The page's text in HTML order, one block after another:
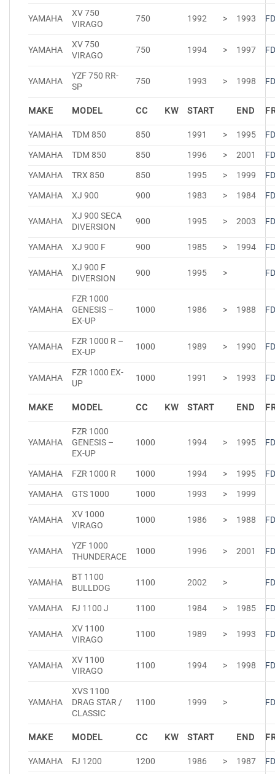
YAMAHA
XV 750
VIRAGO
750 1992 > 1993
YAMAHA
XV 750
VIRAGO
750 1994 > 1997
YAMAHA
YZF 750 RR-
SP
750 1993 > 1998
MAKE MODEL CC KW START END
YAMAHA TDM 850 850 1991 > 1995
YAMAHA
TDM 850 850 1996 > 2001
YAMAHA
TRX 850 850 1995 > 1999
YAMAHA
XJ 900 900 1983 > 1984
YAMAHA
XJ 900 SECA
DIVERSION
900 1995 > 2003
YAMAHA XJ 900 F 900 1985 > 1994
YAMAHA
XJ 900 F
DIVERSION
900 1995 >
YAMAHA
FZR 1000
GENESIS –
EX-UP
1000 1986 > 1988
YAMAHA
FZR 1000 R –
EX-UP
1000 1989 > 1990
YAMAHA
FZR 1000 EX-
UP
1000 1991 > 1993
MAKE MODEL CC KW START END
YAMAHA
FZR 1000
GENESIS –
EX-UP
1000 1994 > 1995
YAMAHA FZR 1000 R 1000 1994 > 1995
YAMAHA
GTS 1000 1000 1993 > 1999
YAMAHA
XV 1000
VIRAGO
1000 1986 > 1988
YAMAHA
YZF 1000
THUNDERACE
1000 1996 > 2001
YAMAHA
BT 1100
BULLDOG
1100 2002 >
YAMAHA FJ 1100 J 1100 1984 > 1985
YAMAHA
XV 1100
VIRAGO
1100 1989 > 1993
YAMAHA
XV 1100
VIRAGO
1100 1994 > 1998
YAMAHA
XVS 1100
DRAG STAR /
CLASSIC
1100 1999 >
MAKE MODEL CC KW START END
YAMAHA FJ 1200 1200 1986 > 1987